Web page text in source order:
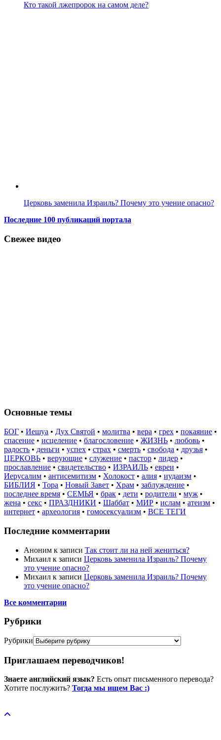
Кто такой лжепророк на самом деле?
Церковь заменила Израиль? Почему это учение опасно?
Последние 100 публикаций портала
Свежее видео
Основные темы
БОГ • Иешуа • Дух Святой • молитва • вера • грех • покаяние •
спасение • исцеление • благословение • ЖИЗНЬ • любовь •
радость • деньги • успех • страх • смерть • свобода • друзья •
ЦЕРКОВЬ • верующие • служение • пастор • лидер •
прославление • свидетельство • ИЗРАИЛЬ • евреи •
Иерусалим • антисемитизм • Холокост • алия • иудаизм •
БИБЛИЯ • Тора • Новый Завет • Храм • заблуждение •
последнее время • СЕМЬЯ • брак • дети • родители • муж •
жена • секс • ПРАЗДНИКИ • Шаббат • МИР • ислам • атеизм •
интернет • археология • гомосексуализм • ВСЕ ТЕГИ
Последние комментарии
Аноним к записи Так стоит ли на ней жениться?
Михаил к записи Церковь заменила Израиль? Почему
это учение опасно?
Михаил к записи Церковь заменила Израиль? Почему
это учение опасно?
Все комментарии
Рубрики
Рубрики
Приглашаем переводчиков!
Знаете английский язык? Есть опыт письменного перевода?
Хотите послужить? Тогда мы ищем Вас :)